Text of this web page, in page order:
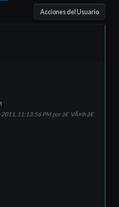
Acciones del Usuario
2011, 11:13:56 PM por â€ VÃ¤lh â€